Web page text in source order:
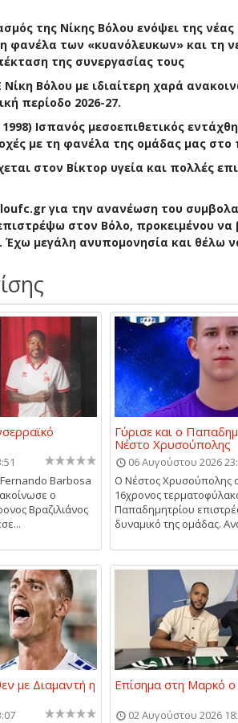
της Νίκης Βόλου ενόψει της
φανέλα των «κυανόλευκων» και τη
της συνεργασίας τους
Βόλου με ιδιαίτερη χαρά
περίοδο 2026-27.
Ισπανός μεσοεπιθετικός
με τη φανέλα της ομάδας μας
στον Βίκτορ υγεία και πολλές
για την ανανέωση του
στον Βόλο, προκειμένου
Έχω μεγάλη ανυπομονησία και θέλω
Barbosa
ο
Βραζιλιάνος
Γύρισε και ο
Νέστο Χρυσούπολης
06 Αυγούστου 2026
Ο Νέστος Χρυσούπολης
16χρονος
Παπαδημητρίου
δυναμικό της ομάδας.
με Διαμαντή η
Επίσημα στη Μαρκό ο
02 Αυγούστου 2026